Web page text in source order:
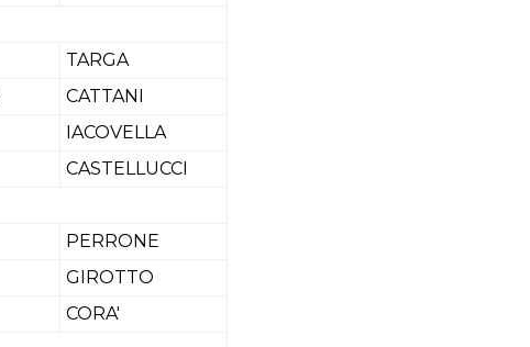
TARGA
CATTANI
IACOVELLA
CASTELLUCCI
PERRONE
GIROTTO
CORA'